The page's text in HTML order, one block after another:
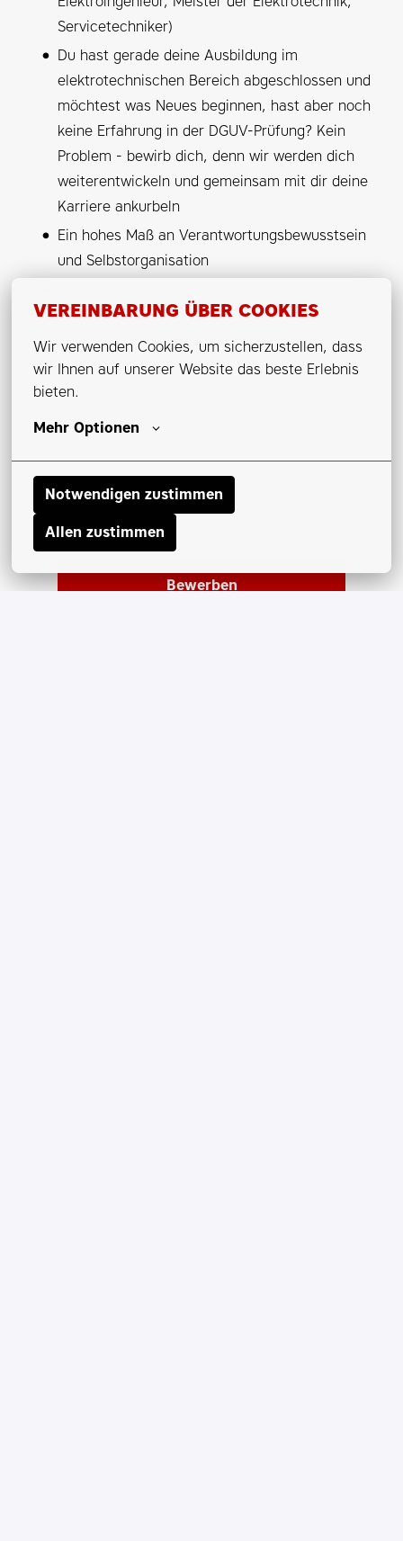
VEREINBARUNG ÜBER COOKIES
Wir verwenden Cookies, um sicherzustellen, dass
wir Ihnen auf unserer Website das beste Erlebnis
bieten.
Mehr Optionen
Notwendigen zustimmen
Allen zustimmen
Servicetechniker)
Du hast gerade deine Ausbildung im
elektrotechnischen Bereich abgeschlossen und
möchtest was Neues beginnen, hast aber noch
keine Erfahrung in der DGUV-Prüfung? Kein
Problem - bewirb dich, denn wir werden dich
weiterentwickeln und gemeinsam mit dir deine
Karriere ankurbeln
Ein hohes Maß an Verantwortungsbewusstsein
und Selbstorganisation
Wertschätzung, Zuverlässigkeit und
Verbindlichkeit sowie eine ausgeprägte Kunden-
und Zielorientierung
Führerschein Klasse B
Hohe Reisebereitschaft mit
Gute Deutschkenntnisse in Wort und Schrift
Bewerben